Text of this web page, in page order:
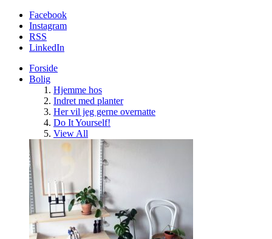
Facebook
Instagram
RSS
LinkedIn
Forside
Bolig
Hjemme hos
Indret med planter
Her vil jeg gerne overnatte
Do It Yourself!
View All